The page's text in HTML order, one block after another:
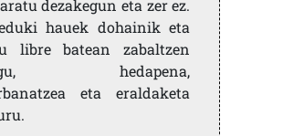
dezakegun eta zer ez.
hauek dohainik eta
libre batean zabaltzen
hedapena,
eta eraldaketa